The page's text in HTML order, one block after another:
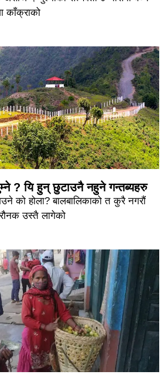
काँक्राको
? यि हुन् छुटाउनै नहुने गन्तब्यहरु
को होला? बालबालिकाको त कुरै नगरौं
उस्तै लागेको